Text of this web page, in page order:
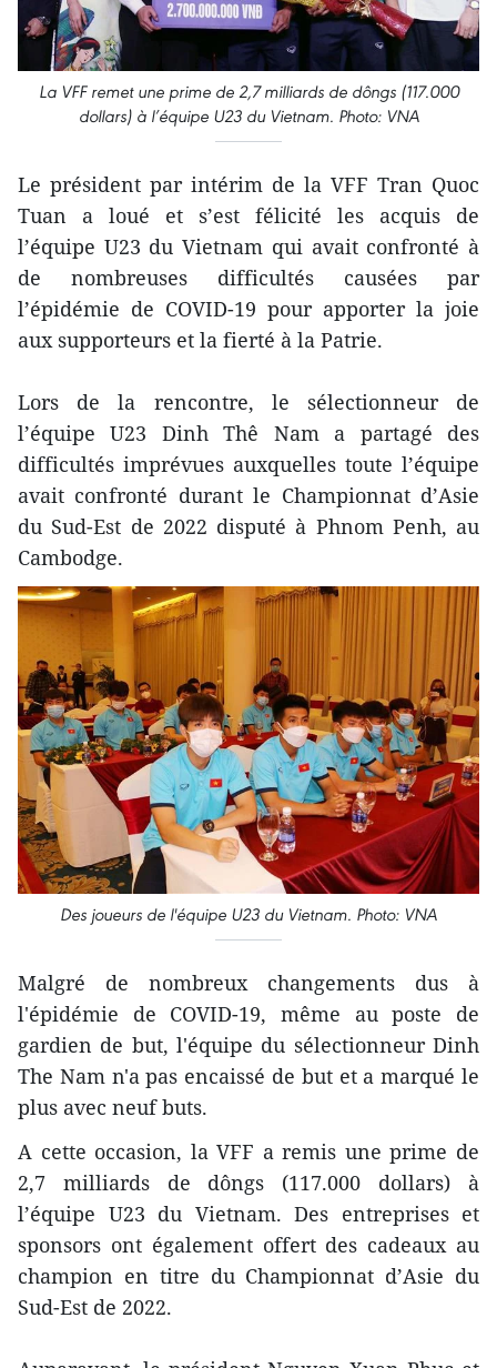
La VFF remet une prime de 2,7 milliards de dôngs (117.000
dollars) à l’équipe U23 du Vietnam. Photo: VNA
Le président par intérim de la VFF Tran Quoc
Tuan a loué et s’est félicité les acquis de
l’équipe U23 du Vietnam qui avait confronté à
de nombreuses difficultés causées par
l’épidémie de COVID-19 pour apporter la joie
aux supporteurs et la fierté à la Patrie.
Lors de la rencontre, le sélectionneur de
l’équipe U23 Dinh Thê Nam a partagé des
difficultés imprévues auxquelles toute l’équipe
avait confronté durant le Championnat d’Asie
du Sud-Est de 2022 disputé à Phnom Penh, au
Cambodge.
Des joueurs de l'équipe U23 du Vietnam. Photo: VNA
Malgré de nombreux changements dus à
l'épidémie de COVID-19, même au poste de
gardien de but, l'équipe du sélectionneur Dinh
The Nam n'a pas encaissé de but et a marqué le
plus avec neuf buts.
A cette occasion, la VFF a remis une prime de
2,7 milliards de dôngs (117.000 dollars) à
l’équipe U23 du Vietnam. Des entreprises et
sponsors ont également offert des cadeaux au
champion en titre du Championnat d’Asie du
Sud-Est de 2022.